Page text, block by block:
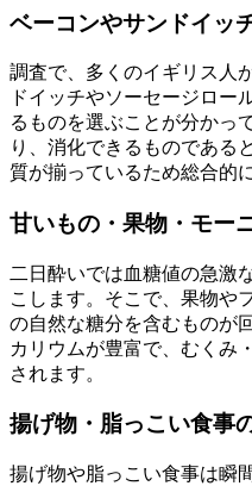
ベーコンやサンドイッ
調査で、多くのイギリス人
ドイッチやソーセージロー
るものを選ぶことが分かっ
り、消化できるものである
質が揃っているため総合的
甘いもの・果物・モー
二日酔いでは血糖値の急激
こします。そこで、果物や
の自然な糖分を含むものが
カリウムが豊富で、むくみ
されます。
揚げ物・脂っこい食事
揚げ物や脂っこい食事は瞬